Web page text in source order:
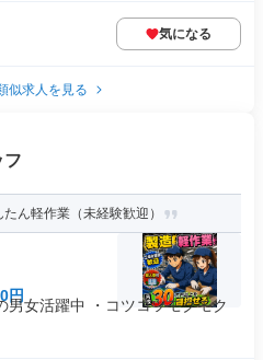
気になる
似求人を見る
フ
ん軽作業（未経験歓迎）
円
女活躍中 ・コツコツモクモク